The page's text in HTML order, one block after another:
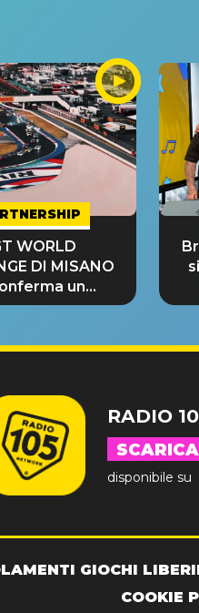
WORLD
DI MISANO
un
SUCCESSO!
RADIO
disponibile su
GIOCHI LIBERI
COOKIE